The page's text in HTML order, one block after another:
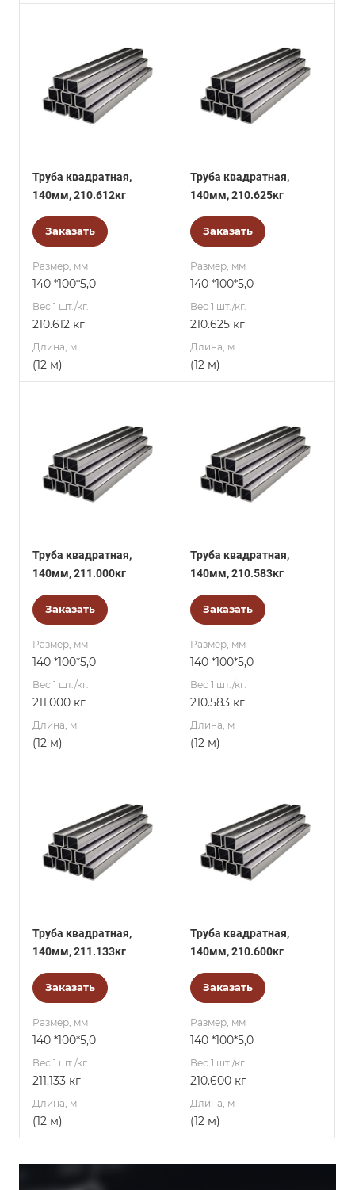
Труба квадратная,
140мм, 210.612кг
Заказать
Размер, мм
140 *100*5,0
Вес 1 шт./кг.
210.612 кг
Длина, м
(12 м)
Труба квадратная,
140мм, 210.625кг
Заказать
Размер, мм
140 *100*5,0
Вес 1 шт./кг.
210.625 кг
Длина, м
(12 м)
Труба квадратная,
140мм, 211.000кг
Заказать
Размер, мм
140 *100*5,0
Вес 1 шт./кг.
211.000 кг
Длина, м
(12 м)
Труба квадратная,
140мм, 210.583кг
Заказать
Размер, мм
140 *100*5,0
Вес 1 шт./кг.
210.583 кг
Длина, м
(12 м)
Труба квадратная,
140мм, 211.133кг
Заказать
Размер, мм
140 *100*5,0
Вес 1 шт./кг.
211.133 кг
Длина, м
(12 м)
Труба квадратная,
140мм, 210.600кг
Заказать
Размер, мм
140 *100*5,0
Вес 1 шт./кг.
210.600 кг
Длина, м
(12 м)